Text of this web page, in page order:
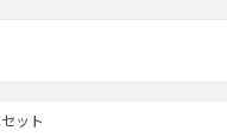
ット